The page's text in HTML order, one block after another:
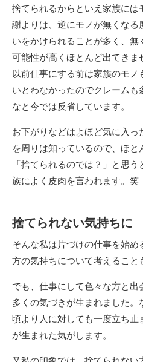
捨てられるからといえ家族に
謝よりは、逆にモノが無くなる
いをかけられることが多く、無
可能性が高くほとんど出てきま
以前仕事にする前は家族のモ
いとわなかったのでクレームも
なと今では反省しています。
お下がりなどはよほど気に入っ
を周りは知っているので、ほと
「捨てられるのでは？」と思
族によく皮肉を言われます。笑
捨てられない気持ちに
そんな私は片づけの仕事を始め
方の気持ちについて考えること
でも、仕事にして色々な方と出
多くの気づきが生まれました。
頃より人に対しても一度立ち
が生まれた気がします。